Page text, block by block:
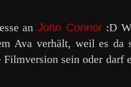
anJohn Connor:D
Ava verhält, weil es da
Filmversion sein oder darf